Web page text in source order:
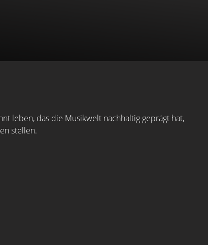
leben, das die Musikwelt nachhaltig geprägt hat,
stellen.